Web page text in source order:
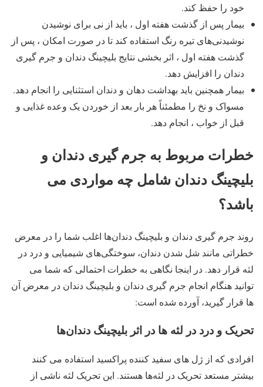
خود را حفظ کند.
بیمار پس از گذشت هفته اول ، باید از نی برای نوشیدن
نوشیدنی‌های تیره رنگ استفاده کند تا در صورت امکان ، پس از
گذشت هفته اول ، اثر بخشی نتایج بلیچینگ دندان و جرم گیری
دندان را افزایش دهد.
بیمار همچنین باید بهداشت دهان و دندان استثنایی را انجام دهد.
مسواک و نخ را مطمئناً هر بار بعد از خوردن یک وعده غذایی و
قبل از خواب ، انجام دهد.
خطرات مربوط به جرم گیری دندان و
بلیچینگ دندان شامل چه مواردی می
باشد؟
روند جرم گیری دندان و بلیچینگ دندان‌ها اغلب شما را در معرض
خطراتی مانند شل شدن دندان، سوختگی‌های شیمیایی و درد در
لثه قرار دهد. در اینجا نگاهی به خطرات احتمالی که شما می
توانید هنگام انجام جرم گیری دندان و بلیچینگ دندان در معرض آن
ها قرار گیرید، آورده شده است:
تحریک و درد در لثه ها در اثر بلیچینگ دندان‌ها
افرادی که از ژل های سفید کننده پراکسید استفاده می کنند
بیشتر مستعد تحریک در لثه‌ها هستند. این تحریک لثه ناشی از